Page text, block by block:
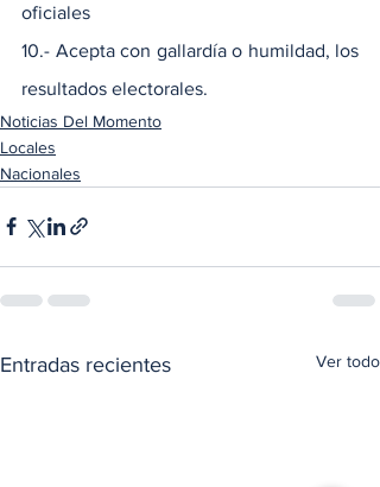
oficiales
10.- Acepta con gallardía o humildad, los
resultados electorales.
Noticias Del Momento
Locales
Nacionales
Entradas recientes Ver todo